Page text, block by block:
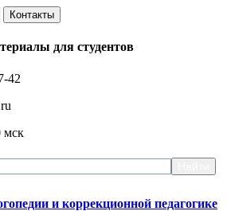
Контакты
для студентов
42
мск
и коррекционной педагогике